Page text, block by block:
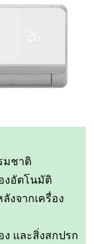
มชาติ
งอัตโนมัติ
งจากเครื่อง
และสิ่งสกปรก